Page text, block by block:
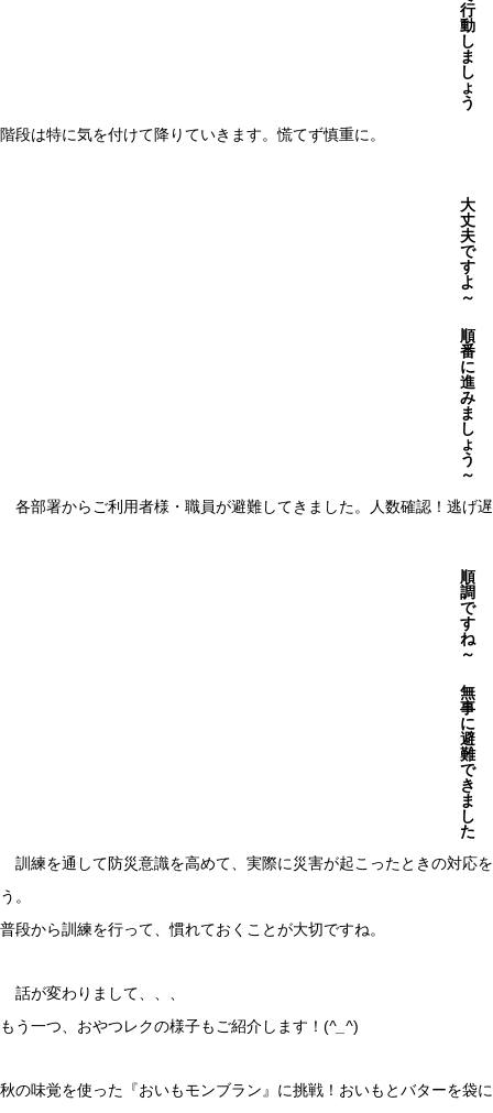
行
動
し
ま
し
ょ
う
階段は特に気を付けて降りていきます。慌てず慎重に。
大
丈
夫
で
す
よ
～
順
番
に
進
み
ま
し
ょ
う
～
各部署からご利用者様・職員が避難してきました。人数確認！逃げ
順
調
で
す
ね
～
無
事
に
避
難
で
き
ま
し
た
訓練を通して防災意識を高めて、実際に災害が起こったときの対応
う。
普段から訓練を行って、慣れておくことが大切ですね。
話が変わりまして、、、
もう一つ、おやつレクの様子もご紹介します！(^_^)
秋の味覚を使った『おいもモンブラン』に挑戦！おいもとバターを袋